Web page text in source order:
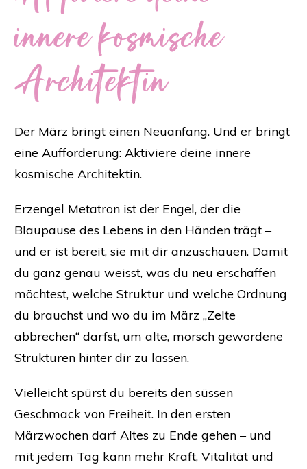
innere kosmische
Architektin
Der März bringt einen Neuanfang. Und er bringt
eine Aufforderung: Aktiviere deine innere
kosmische Architektin.
Erzengel Metatron ist der Engel, der die
Blaupause des Lebens in den Händen trägt –
und er ist bereit, sie mit dir anzuschauen. Damit
du ganz genau weisst, was du neu erschaffen
möchtest, welche Struktur und welche Ordnung
du brauchst und wo du im März „Zelte
abbrechen“ darfst, um alte, morsch gewordene
Strukturen hinter dir zu lassen.
Vielleicht spürst du bereits den süssen
Geschmack von Freiheit. In den ersten
Märzwochen darf Altes zu Ende gehen – und
mit jedem Tag kann mehr Kraft, Vitalität und